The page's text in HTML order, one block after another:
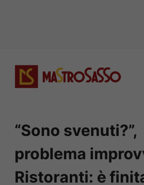
contenuto
“Sono svenuti?”,
problema
Ristoranti: è